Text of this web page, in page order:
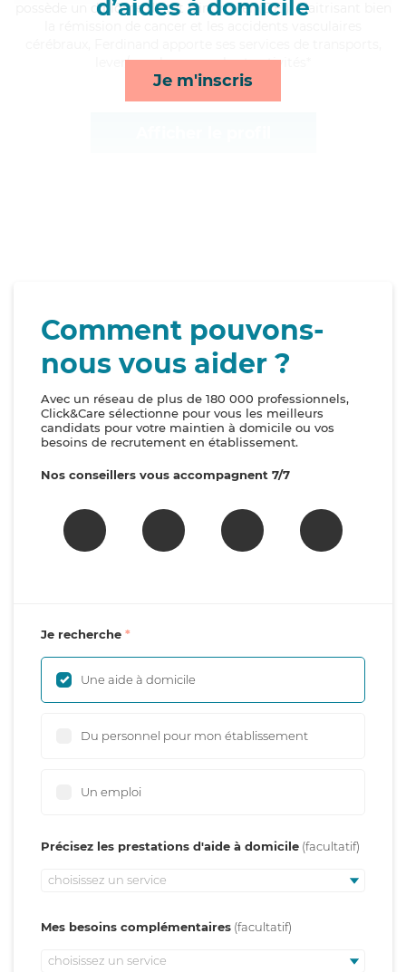
d’aides à domicile
Je m'inscris
possède un diplôme d'Etat d'infirmier (DEI). Maitrisant bien
lever/coucher, rappels et activités*
Comment pouvons-
nous vous aider ?
Avec un réseau de plus de 180 000 professionnels,
Click&Care sélectionne pour vous les meilleurs
candidats pour votre maintien à domicile ou vos
besoins de recrutement en établissement.
Nos conseillers vous accompagnent 7/7
Je recherche
Une aide à domicile
Du personnel pour mon établissement
Un emploi
Précisez les prestations d'aide à domicile
choisissez un service
Mes besoins complémentaires
choisissez un service